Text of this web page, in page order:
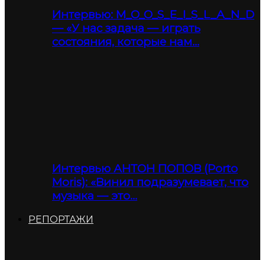
Интервью: M_O_O_S_E_I_S_L_A_N_D
— «У нас задача — играть
состояния, которые нам…
Интервью АНТОН ПОПОВ (Porto
Moris): «Винил подразумевает, что
музыка — это…
РЕПОРТАЖИ